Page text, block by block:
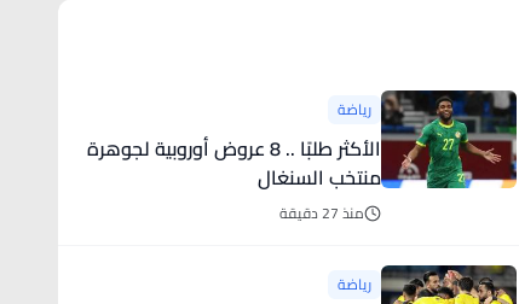
رياضة
الأكثر طلبًا .. 8 عروض أوروبية لجوهرة
منتخب السنغال
منذ 27 دقيقة
رياضة